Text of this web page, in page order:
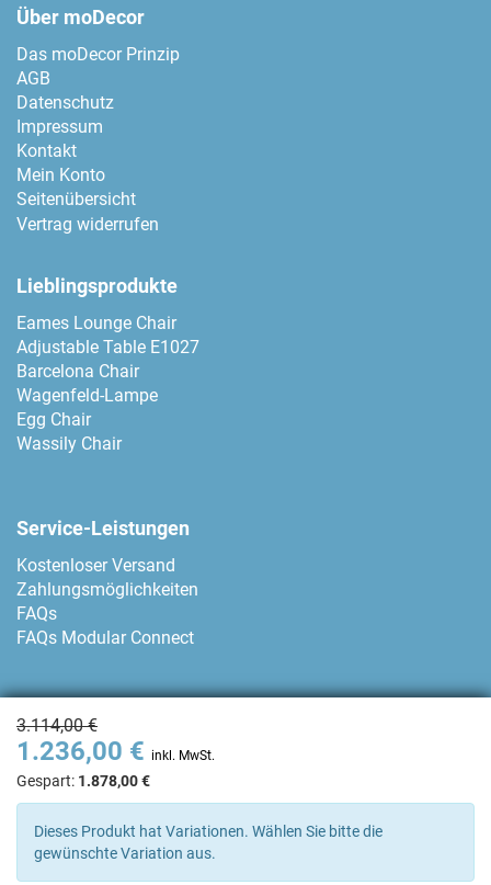
3.114,00 €
1.236,00 € inkl. MwSt.
Gespart: 1.878,00 €
Dieses Produkt hat Variationen. Wählen Sie bitte die
gewünschte Variation aus.
Über moDecor
Das moDecor Prinzip
AGB
Datenschutz
Impressum
Kontakt
Mein Konto
Seitenübersicht
Vertrag widerrufen
Lieblingsprodukte
Eames Lounge Chair
Adjustable Table E1027
Barcelona Chair
Wagenfeld-Lampe
Egg Chair
Wassily Chair
Service-Leistungen
Kostenloser Versand
Zahlungsmöglichkeiten
FAQs
FAQs Modular Connect
Zahlungsmethoden
Kontakt
+34 93 80 04 874